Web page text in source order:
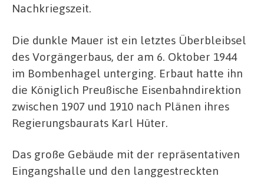
Nachkriegszeit.
Die dunkle Mauer ist ein letztes Überbleibsel
des Vorgängerbaus, der am 6. Oktober 1944
im Bombenhagel unterging. Erbaut hatte ihn
die Königlich Preußische Eisenbahndirektion
zwischen 1907 und 1910 nach Plänen ihres
Regierungsbaurats Karl Hüter.
Das große Gebäude mit der repräsentativen
Eingangshalle und den langgestreckten